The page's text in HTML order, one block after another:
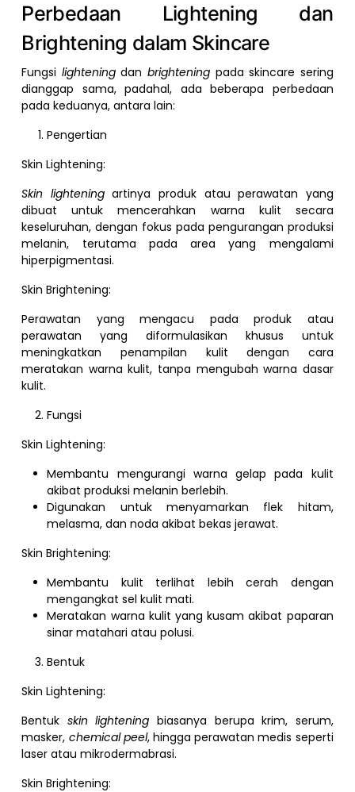
Perbedaan Lightening dan
Brightening dalam Skincare
Fungsi lighteningdanbrightening pada skincare sering
dianggap sama, padahal, ada beberapa perbedaan
pada keduanya, antara lain:
Pengertian
Skin Lightening:
Skin lighteningartinya produk atau perawatan yang
dibuat untuk mencerahkan warna kulit secara
keseluruhan, dengan fokus pada pengurangan produksi
melanin, terutama pada area yang mengalami
hiperpigmentasi.
Skin Brightening:
Perawatan yang mengacu pada produk atau
perawatan yang diformulasikan khusus untuk
meningkatkan penampilan kulit dengan cara
meratakan warna kulit, tanpa mengubah warna dasar
kulit.
Fungsi
Skin Lightening:
Membantu mengurangi warna gelap pada kulit
akibat produksi melanin berlebih.
Digunakan untuk menyamarkan flek hitam,
melasma, dan noda akibat bekas jerawat.
Skin Brightening:
Membantu kulit terlihat lebih cerah dengan
mengangkat sel kulit mati.
Meratakan warna kulit yang kusam akibat paparan
sinar matahari atau polusi.
Bentuk
Skin Lightening:
Bentuk skin lightening biasanya berupa krim, serum,
masker, chemical peel, hingga perawatan medis seperti
laser atau mikrodermabrasi.
Skin Brightening: